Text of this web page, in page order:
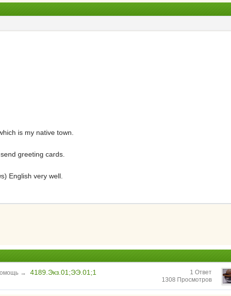
is my native town.
greeting cards.
English very well.
→ 4189.Экз.01;ЭЭ.01;1
1 Ответ
1308 Просмотров